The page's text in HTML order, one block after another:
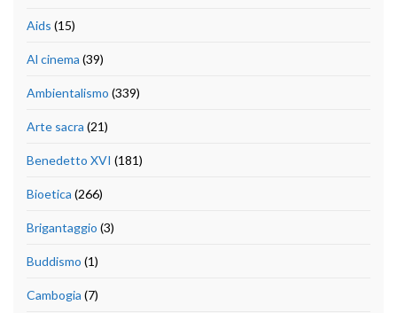
Aids (15)
Al cinema (39)
Ambientalismo (339)
Arte sacra (21)
Benedetto XVI (181)
Bioetica (266)
Brigantaggio (3)
Buddismo (1)
Cambogia (7)